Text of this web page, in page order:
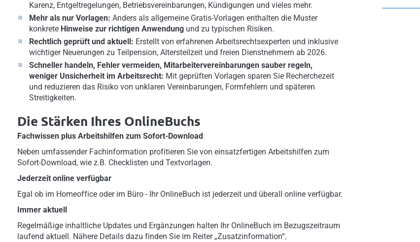
Karenz, Entgeltregelungen, Betriebsvereinbarungen, Kündigungen und vieles mehr.
Mehr als nur Vorlagen: Anders als allgemeine Gratis-Vorlagen enthalten die Muster
konkrete Hinweise zur richtigen Anwendung und zu typischen Risiken.
Rechtlich geprüft und aktuell: Erstellt von erfahrenen Arbeitsrechtsexperten und inklusive
wichtiger Neuerungen zu Teilpension, Altersteilzeit und freien Dienstnehmern ab 2026.
Schneller handeln, Fehler vermeiden, Mitarbeitervereinbarungen sauber regeln,
weniger Unsicherheit im Arbeitsrecht: Mit geprüften Vorlagen sparen Sie Recherchezeit
und reduzieren das Risiko von unklaren Vereinbarungen, Formfehlern und späteren
Streitigkeiten.
Die Stärken Ihres OnlineBuchs
Fachwissen plus Arbeitshilfen zum Sofort-Download
Neben umfassender Fachinformation profitieren Sie von einsatzfertigen Arbeitshilfen zum
Sofort-Download, wie z.B. Checklisten und Textvorlagen.
Jederzeit online verfügbar
Egal ob im Homeoffice oder im Büro - Ihr OnlineBuch ist jederzeit und überall online verfügbar.
Immer aktuell
Regelmäßige inhaltliche Updates und Ergänzungen halten Ihr OnlineBuch im Bezugszeitraum
laufend aktuell. Nähere Details dazu finden Sie im Reiter „Zusatzinformation“.